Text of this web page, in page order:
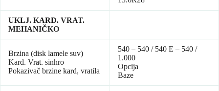
UKLJ. KARD. VRAT.
MEHANIČKO
Brzina (disk lamele suv)
Kard. Vrat. sinhro
Pokazivač brzine kard, vratila
540 – 540 / 540 E – 540 /
1.000
Opcija
Baze